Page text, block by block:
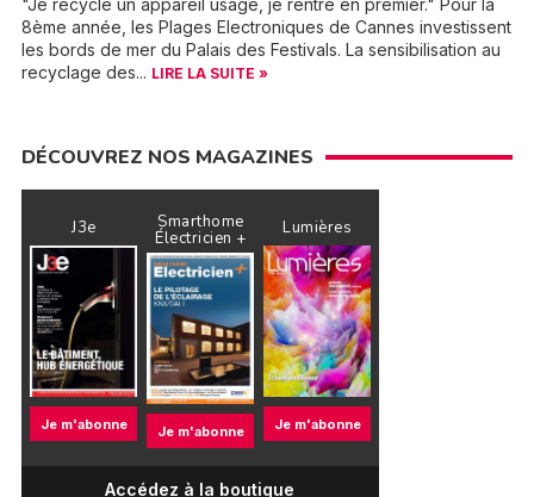
"Je recycle un appareil usagé, je rentre en premier." Pour la
8ème année, les Plages Electroniques de Cannes investissent
les bords de mer du Palais des Festivals. La sensibilisation au
recyclage des... LIRE LA SUITE »
DÉCOUVREZ NOS MAGAZINES
J3e
Je m'abonne
Smarthome
Électricien +
Je m'abonne
Lumières
Je m'abonne
Accédez à la boutique